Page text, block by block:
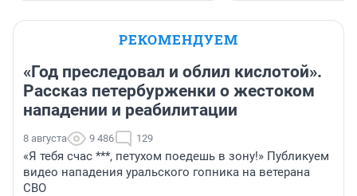
РЕКОМЕНДУЕМ
«Год преследовал и облил кислотой».
Рассказ петербурженки о жестоком
нападении и реабилитации
8 августа 9 486 129
«Я тебя счас ***, петухом поедешь в зону!» Публикуем
видео нападения уральского гопника на ветерана
СВО